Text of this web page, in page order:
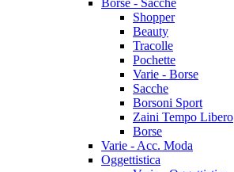
Borse - Sacche
Shopper
Beauty
Tracolle
Pochette
Varie - Borse
Sacche
Borsoni Sport
Zaini Tempo Libero
Borse
Varie - Acc. Moda
Oggettistica